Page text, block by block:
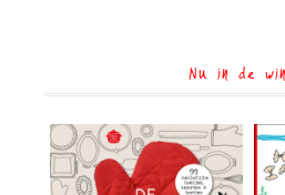
Nu in de